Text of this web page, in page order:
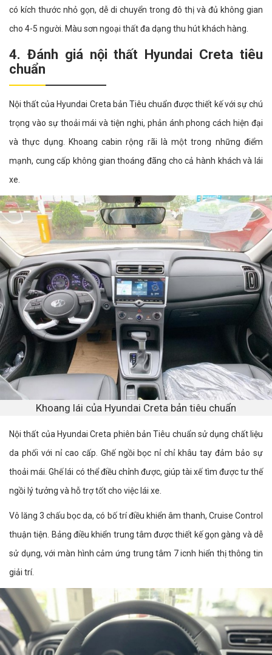
có kích thước nhỏ gọn, dễ di chuyển trong đô thị và đủ không gian
cho 4-5 người. Màu sơn ngoại thất đa dạng thu hút khách hàng.
4. Đánh giá nội thất Hyundai Creta tiêu
chuẩn
Nội thất của Hyundai Creta bản Tiêu chuẩn được thiết kế với sự chú
trọng vào sự thoải mái và tiện nghi, phản ánh phong cách hiện đại
và thực dụng. Khoang cabin rộng rãi là một trong những điểm
mạnh, cung cấp không gian thoáng đãng cho cả hành khách và lái
xe.
Khoang lái của Hyundai Creta bản tiêu chuẩn
Nội thất của Hyundai Creta phiên bản Tiêu chuẩn sử dụng chất liệu
da phối với nỉ cao cấp. Ghế ngồi bọc nỉ chỉ khâu tay đảm bảo sự
thoải mái. Ghế lái có thể điều chỉnh được, giúp tài xế tìm được tư thế
ngồi lý tưởng và hỗ trợ tốt cho việc lái xe.
Vô lăng 3 chấu bọc da, có bố trí điều khiển âm thanh, Cruise Control
thuận tiện. Bảng điều khiển trung tâm được thiết kế gọn gàng và dễ
sử dụng, với màn hình cảm ứng trung tâm 7 icnh hiển thị thông tin
giải trí.